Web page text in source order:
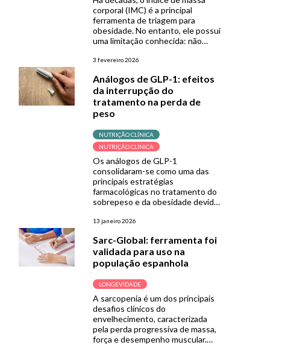
corporal (IMC) é a principal
ferramenta de triagem para
obesidade. No entanto, ele possui
uma limitação conhecida: não
heterogeneidade metabólica da
pessoas com o mesmo IMC podem
ter perfis de risco
cardiometabólico completamente
diferentes, e muitas delas acabam
[…]
3 fevereiro 2026
Análogos de GLP-1: efeitos
da interrupção do
tratamento na perda de
peso
NUTRIÇÃO CLÍNICA
NUTRIÇÃO CLÍNICA
Os análogos de GLP-1
consolidaram-se como uma das
principais estratégias
farmacológicas no tratamento do
sobrepeso e da obesidade devido
na melhora de fatores
associados ao diabetes tipo 2.
Ensaios clínicos com semaglutida e
tirzepatida, por exemplo,
superiores aos de outras terapias
medicamentosas anti-obesidade,
ampliando […]
13 janeiro 2026
Sarc-Global: ferramenta foi
validada para uso na
população espanhola
LONGEVIDADE
A sarcopenia é um dos principais
desafios clínicos do
envelhecimento, caracterizada
pela perda progressiva de massa,
força e desempenho muscular.